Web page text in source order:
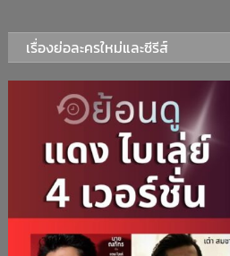
เรื่องย่อละครใหม่และซีรีส์